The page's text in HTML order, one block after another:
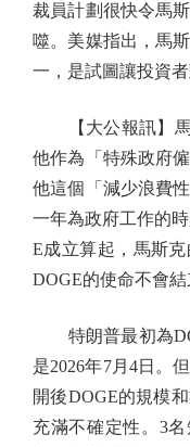
裁員計劃很快令馬
噬。美媒指出，馬
一，是試圖讓投資
【大公報訊】馬
他作為「特殊政府
他這個「減少浪費
一年為政府工作的
E成立算起，馬斯
DOGE的使命不會結
特朗普最初為
是2026年7月4日。
開後DOGE的規模
充滿不確定性。3